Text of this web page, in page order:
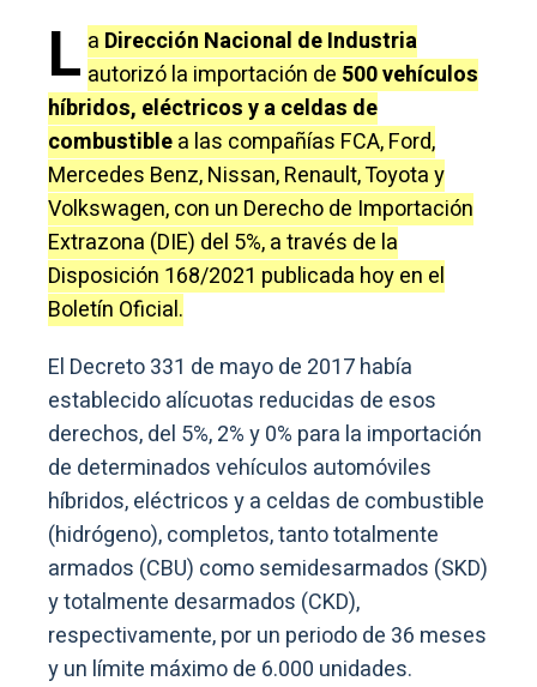
L a Dirección Nacional de Industria
autorizó la importación de 500 vehículos
híbridos, eléctricos y a celdas de
combustiblea las compañías FCA, Ford,
Mercedes Benz, Nissan, Renault, Toyota y
Volkswagen, con un Derecho de Importación
Extrazona (DIE) del 5%, a través de la
Disposición 168/2021 publicada hoy en el
Boletín Oficial.
El Decreto 331 de mayo de 2017 había
establecido alícuotas reducidas de esos
derechos, del 5%, 2% y 0% para la importación
de determinados vehículos automóviles
híbridos, eléctricos y a celdas de combustible
(hidrógeno), completos, tanto totalmente
armados (CBU) como semidesarmados (SKD)
y totalmente desarmados (CKD),
respectivamente, por un periodo de 36 meses
y un límite máximo de 6.000 unidades.